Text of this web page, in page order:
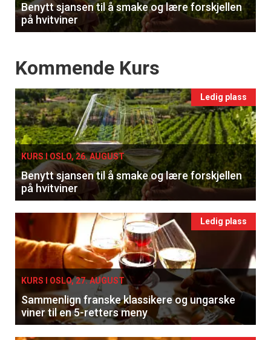
Benytt sjansen til å smake og lære forskjellen
på hvitviner
Events
Kommende Kurs
Ledig plass
KURS I OSLO, 26. AUGUST
Benytt sjansen til å smake og lære forskjellen
på hvitviner
Ledig plass
KURS I OSLO, 27. AUGUST
Sammenlign franske klassikere og ungarske
viner til en 5-retters meny